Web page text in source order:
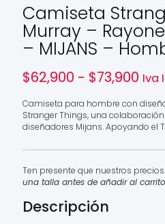
Camiseta
Murray –
– MIJANS –
$62,900 - $73,900
de
Iva
Camiseta para hombre con
Stranger Things, una
diseñadores Mijans. Apoyando el
Ten presente que nuestros
una talla antes de añadir al
Descripción